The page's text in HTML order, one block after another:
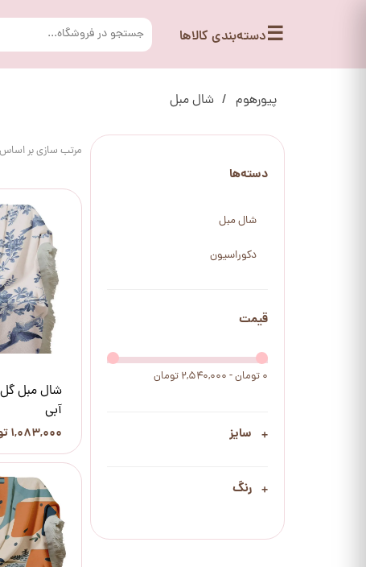
☰دسته‌بندی کالاها
پیورهوم شال مبل
دسته‌ها
شال مبل
دکوراسیون
قیمت
۰ تومان - ۲,۵۴۰,۰۰۰ تومان
سایز
رنگ
مرتب سازی بر اساس
شال مبل گل
آبی
۱,۰۸۳,۰۰۰ تومان